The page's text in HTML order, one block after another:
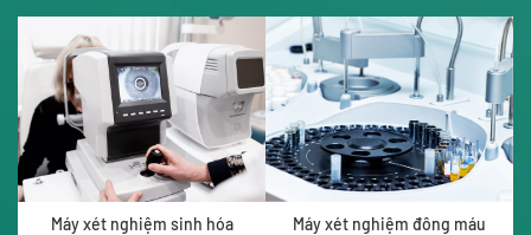
Máy xét nghiệm sinh hóa Máy xét nghiệm đông máu